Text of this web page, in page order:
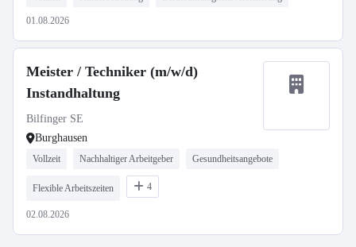
01.08.2026
Meister / Techniker (m/w/d)
Instandhaltung
Bilfinger SE
Burghausen
Vollzeit Nachhaltiger Arbeitgeber Gesundheitsangebote
Flexible Arbeitszeiten 4
02.08.2026